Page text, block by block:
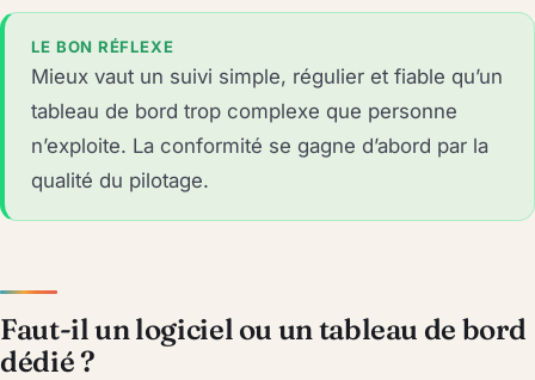
LE BON RÉFLEXE
Mieux vaut un suivi simple, régulier et fiable qu’un
tableau de bord trop complexe que personne
n’exploite. La conformité se gagne d’abord par la
qualité du pilotage.
Faut-il un logiciel ou un tableau de bord
dédié ?